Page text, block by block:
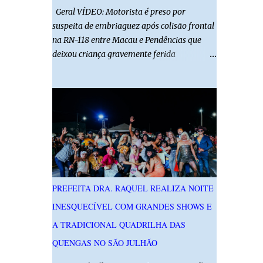
Geral VÍDEO: Motorista é preso por
suspeita de embriaguez após colisão frontal
na RN-118 entre Macau e Pendências que
deixou criança gravemente ferida
embriagado após um acidente que deixou
uma criança de 11 anos gravemente ferida
na manhã deste sábado (1º), na RN-118,
entre Macau e Pendências. Segundo a Polícia
Militar, dois carros que seguiam em sentidos
opostos bateram de frente. Um dos
condutores apresentava sinais de
embriaguez, foi levado ao Hospital Regional
Tarcísio Maia, em Mossoró, e autuado em
flagrante. O exame pericial para confirmar a
presença de álcool no organismo está em
PREFEITA DRA. RAQUEL REALIZA NOITE
INESQUECÍVEL COM GRANDES SHOWS E
A TRADICIONAL QUADRILHA DAS
QUENGAS NO SÃO JULHÃO